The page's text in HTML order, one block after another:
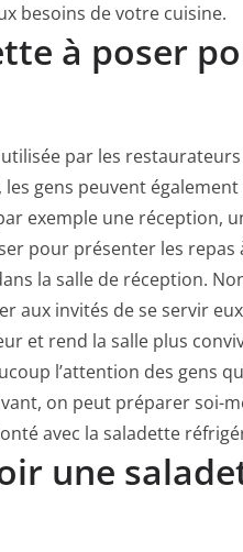
besoins de votre cuisine.
à poser
par les
gens peuvent
exemple une réception,
pour présenter les repas
la salle de réception.
aux invités de se servir
et rend la salle plus
l’attention des gens
on peut préparer soi-
avec la saladette
une